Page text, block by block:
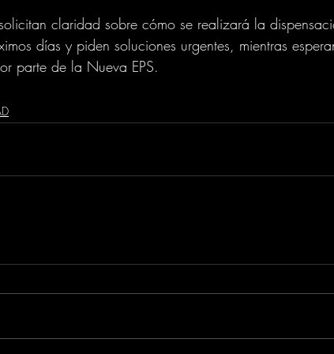
claridad sobre cómo se realizará la
días y piden soluciones urgentes, mientras
parte de la Nueva EPS.